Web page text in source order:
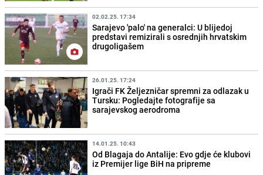
02.02.25. 17:34
Sarajevo 'palo' na generalci: U blijedoj
predstavi remizirali s osrednjih hrvatskim
drugoligašem
26.01.25. 17:24
Igrači FK Željezničar spremni za odlazak u
Tursku: Pogledajte fotografije sa
sarajevskog aerodroma
14.01.25. 10:43
Od Blagaja do Antalije: Evo gdje će klubovi
iz Premijer lige BiH na pripreme